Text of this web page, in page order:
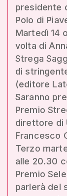
presidente
Polo di
Martedì 14
volta di
Strega
di
(editore
Saranno
Premio
direttore di
Francesco
Terzo
alle 20.30
Premio
parlerà del